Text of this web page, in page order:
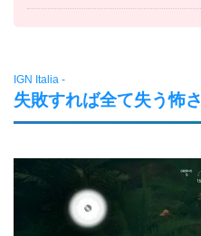
IGN Italia -
失敗すれば全て失う怖さ